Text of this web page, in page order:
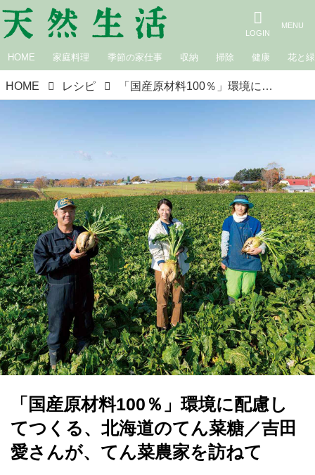
HOME 家庭料理 季節の家仕事 収納 掃除 健康 花と緑
HOME レシピ 「国産原材料100％」環境に配慮してつくる、北海道のてん菜糖／吉田 愛さんが、てん菜農家を訪ねて
「国産原材料100％」環境に配慮し
てつくる、北海道のてん菜糖／吉田
愛さんが、てん菜農家を訪ねて